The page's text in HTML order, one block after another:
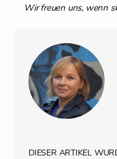
Wir freuen uns, wenn
DIESER ARTIKEL